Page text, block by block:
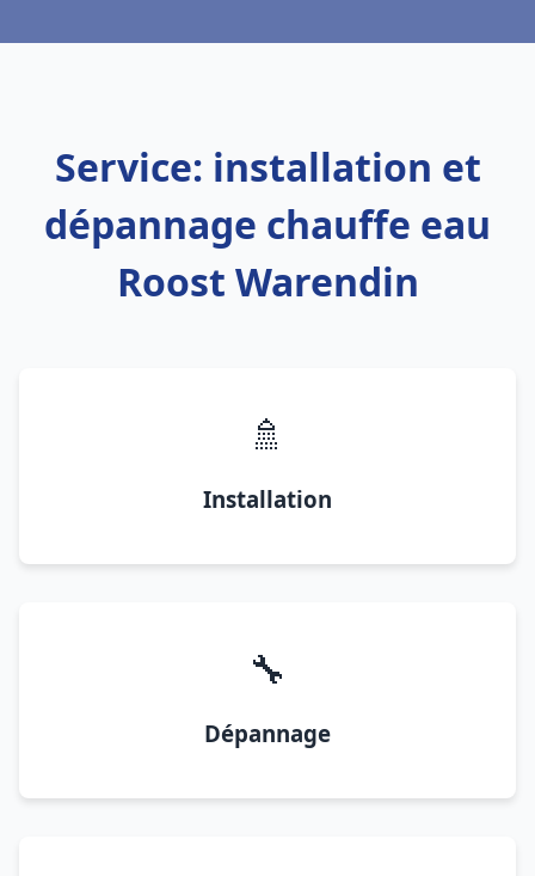
Service: installation et
dépannage chauffe eau
Roost Warendin
🚿
Installation
🔧
Dépannage